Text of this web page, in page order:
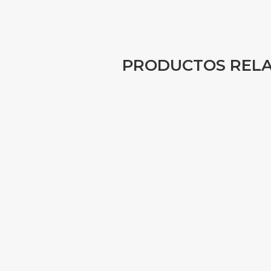
PRODUCTOS